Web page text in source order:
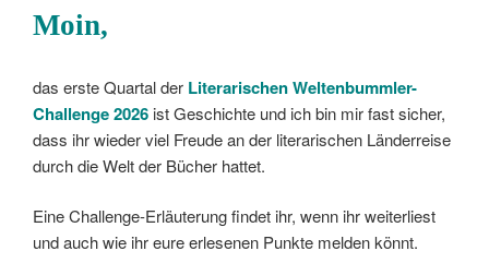
Moin,
das erste Quartal der Literarischen Weltenbummler-
Challenge2026 ist Geschichte und ich bin mir fast sicher,
dass ihr wieder viel Freude an der literarischen Länderreise
durch die Welt der Bücher hattet.
Eine Challenge-Erläuterung findet ihr, wenn ihr weiterliest
und auch wie ihr eure erlesenen Punkte melden könnt.